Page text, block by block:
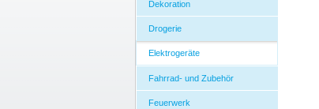
Dekoration
Drogerie
Elektrogeräte
Fahrrad- und Zubehör
Feuerwerk